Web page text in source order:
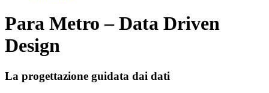
Para Metro – Data Driven
Design
La progettazione guidata dai dati